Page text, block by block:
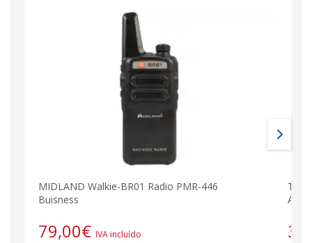
MIDLAND Walkie-BR01 Radio PMR-446
Buisness
79,00€ IVA incluído